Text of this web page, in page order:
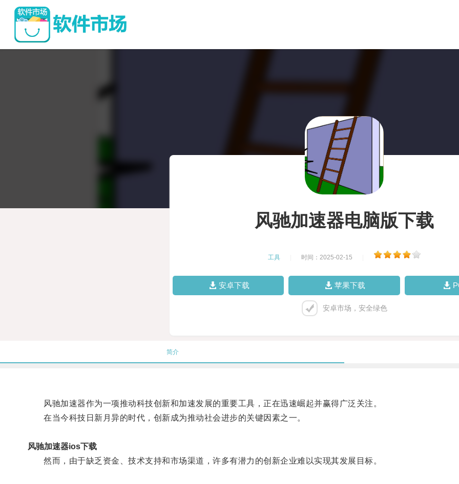
风驰加速器电脑版下载
工具 时间：2025-02-15
安卓下载 苹果下载
安卓市场，安全绿色
简介
风驰加速器作为一项推动科技创新和加速发展的重要工具，正在迅速崛起并赢得广泛关注。
在当今科技日新月异的时代，创新成为推动社会进步的关键因素之一。
风驰加速器ios下载
然而，由于缺乏资金、技术支持和市场渠道，许多有潜力的创新企业难以实现其发展目标。